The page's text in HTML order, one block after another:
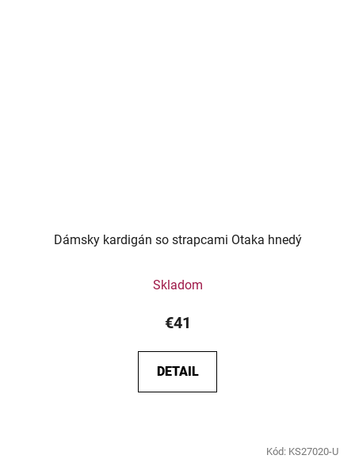
Dámsky kardigán so strapcami Otaka hnedý
Skladom
€41
DETAIL
Kód: KS27020-U